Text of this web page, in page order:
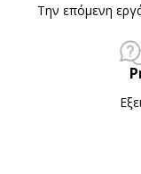
Την επόμενη